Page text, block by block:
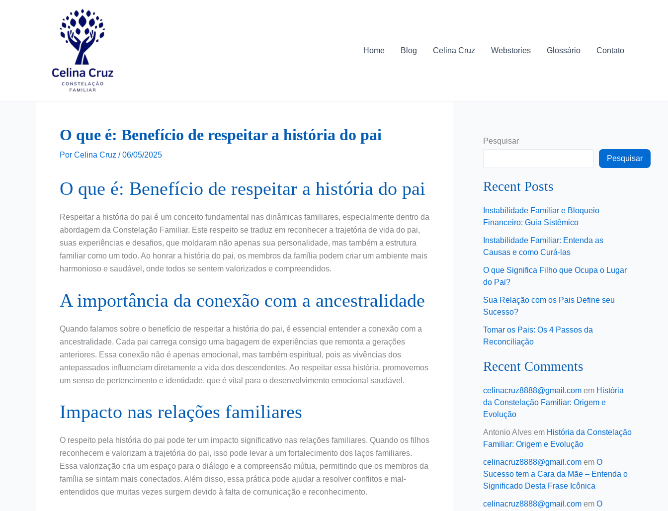
Home Blog Celina Cruz Webstories Glossário Contato
O que é: Benefício de respeitar a história do pai
Por Celina Cruz /06/05/2025
O que é: Benefício de respeitar a história do pai
Respeitar a história do pai é um conceito fundamental nas dinâmicas familiares, especialmente dentro da
abordagem da Constelação Familiar. Este respeito se traduz em reconhecer a trajetória de vida do pai,
suas experiências e desafios, que moldaram não apenas sua personalidade, mas também a estrutura
familiar como um todo. Ao honrar a história do pai, os membros da família podem criar um ambiente mais
harmonioso e saudável, onde todos se sentem valorizados e compreendidos.
A importância da conexão com a ancestralidade
Quando falamos sobre o benefício de respeitar a história do pai, é essencial entender a conexão com a
ancestralidade. Cada pai carrega consigo uma bagagem de experiências que remonta a gerações
anteriores. Essa conexão não é apenas emocional, mas também espiritual, pois as vivências dos
antepassados influenciam diretamente a vida dos descendentes. Ao respeitar essa história, promovemos
um senso de pertencimento e identidade, que é vital para o desenvolvimento emocional saudável.
Impacto nas relações familiares
O respeito pela história do pai pode ter um impacto significativo nas relações familiares. Quando os filhos
reconhecem e valorizam a trajetória do pai, isso pode levar a um fortalecimento dos laços familiares.
Essa valorização cria um espaço para o diálogo e a compreensão mútua, permitindo que os membros da
família se sintam mais conectados. Além disso, essa prática pode ajudar a resolver conflitos e mal-
entendidos que muitas vezes surgem devido à falta de comunicação e reconhecimento.
Pesquisar
Pesquisar
Recent Posts
Instabilidade Familiar e Bloqueio
Financeiro: Guia Sistêmico
Instabilidade Familiar: Entenda as
Causas e como Curá-las
O que Significa Filho que Ocupa o Lugar
do Pai?
Sua Relação com os Pais Define seu
Sucesso?
Tomar os Pais: Os 4 Passos da
Reconciliação
Recent Comments
celinacruz8888@gmail.com em História
da Constelação Familiar: Origem e
Evolução
Antonio Alves em História da Constelação
Familiar: Origem e Evolução
celinacruz8888@gmail.com em O
Sucesso tem a Cara da Mãe – Entenda o
Significado Desta Frase Icônica
celinacruz8888@gmail.com em O